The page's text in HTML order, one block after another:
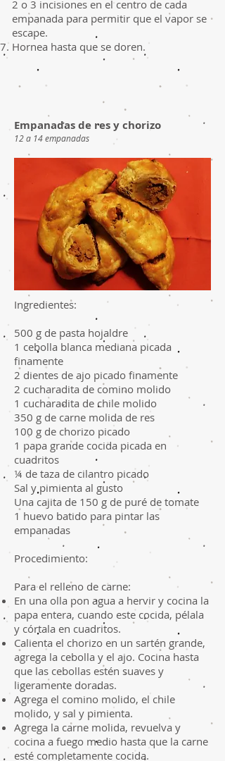
2 o 3 incisiones en el centro de cada
empanada para permitir que el vapor se
escape.
Hornea hasta que se doren.
Empanadas de res y chorizo
12 a 14 empanadas
Ingredientes:
500 g de pasta hojaldre
1 cebolla blanca mediana picada
finamente
2 dientes de ajo picado finamente
2 cucharadita de comino molido
1 cucharadita de chile molido
350 g de carne molida de res
100 g de chorizo picado
1 papa grande cocida picada en
cuadritos
¼ de taza de cilantro picado
Sal y pimienta al gusto
Una cajita de 150 g de puré de tomate
1 huevo batido para pintar las
empanadas
Procedimiento:
Para el relleno de carne:
En una olla pon agua a hervir y cocina la
papa entera, cuando este cocida, pélala
y córtala en cuadritos.
Calienta el chorizo en un sartén grande,
agrega la cebolla y el ajo. Cocina hasta
que las cebollas estén suaves y
ligeramente doradas.
Agrega el comino molido, el chile
molido, y sal y pimienta.
Agrega la carne molida, revuelva y
cocina a fuego medio hasta que la carne
esté completamente cocida.